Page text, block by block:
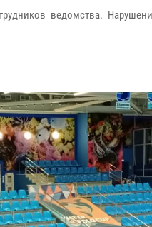
ведомства.